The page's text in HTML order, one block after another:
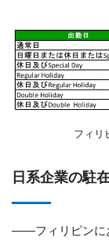
フィリ
日系企業の駐
――フィリピンに